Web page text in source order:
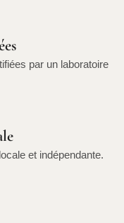
par un laboratoire
et indépendante.